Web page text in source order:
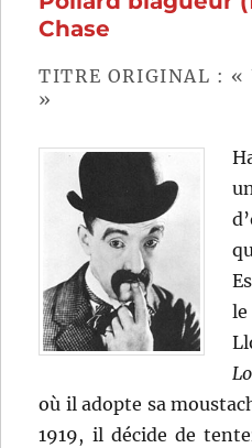
Chase
TITRE ORIGINAL : «
»
où il adopte sa
1919, il décide de